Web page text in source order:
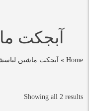
آبجکت
Home
» آبجکت ماشین
Showing all 2 results